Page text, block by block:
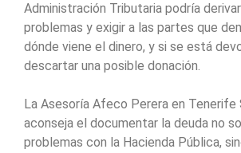
Administración Tributaria podría
problemas y exigir a las partes que
dónde viene el dinero, y si se está
descartar una posible donación.
La Asesoría Afeco Perera en Tenerife
aconseja el documentar la deuda no
problemas con la Hacienda Pública,